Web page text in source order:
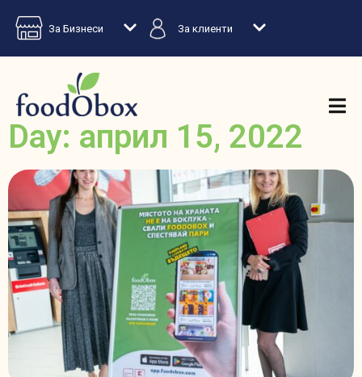
За Бизнеси За клиенти
Day: април 15, 2022